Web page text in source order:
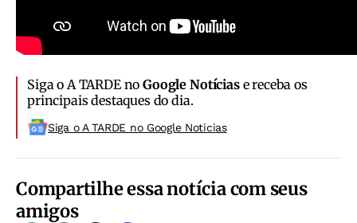
Siga o A TARDE noGoogle Notíciase receba os
principais destaques do dia.
Siga o A TARDE no Google Noticias
Compartilhe essa notícia com seus
amigos